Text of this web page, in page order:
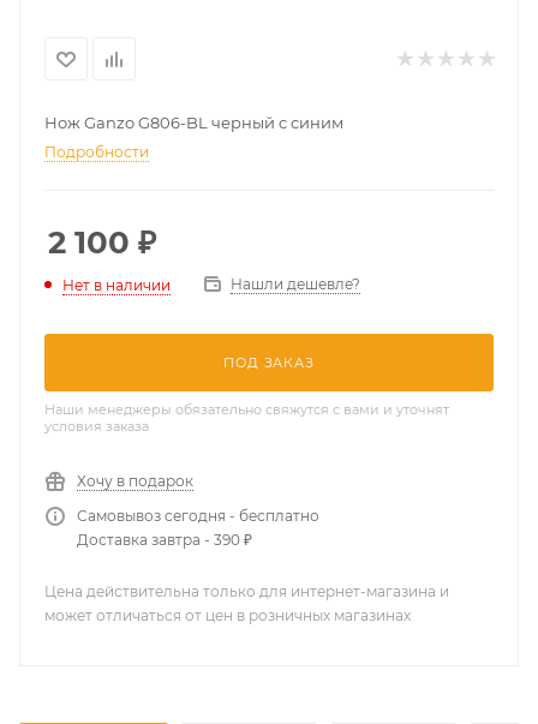
Нож Ganzo G806-BL черный c синим
Подробности
2 100 ₽
Нет в наличии Нашли дешевле?
ПОД ЗАКАЗ
Наши менеджеры обязательно свяжутся с вами и уточнят
условия заказа
Хочу в подарок
Самовывоз сегодня - бесплатно
Доставка завтра - 390 ₽
Цена действительна только для интернет-магазина и
может отличаться от цен в розничных магазинах